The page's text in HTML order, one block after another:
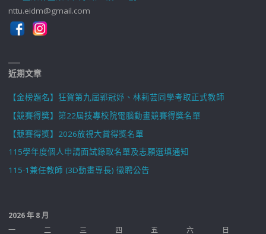
nttu.eidm@gmail.com
近期文章
【金榜題名】狂賀第九屆郭冠妤、林莉芸同學考取正式教師
【競賽得獎】第22屆技專校院電腦動畫競賽得獎名單
【競賽得獎】2026放視大賞得獎名單
115學年度個人申請面試錄取名單及志願選填通知
115-1兼任教師 (3D動畫專長) 徵聘公告
2026 年 8 月
一
二 三 四 五 六 日